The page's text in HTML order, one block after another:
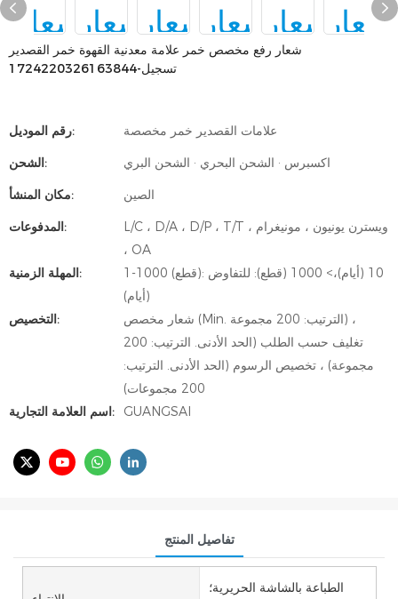
شعار رفع مخصص خمر علامة معدنية القهوة خمر القصدير
تسجيل-1724220326163844
رقم الموديل:
علامات القصدير خمر مخصصة
الشحن:
اكسبرس · الشحن البحري · الشحن البري
مكان المنشأ:
الصين
المدفوعات:
L/C ، D/A ، D/P ، T/T ، ويسترن يونيون ، مونيغرام
، OA
المهلة الزمنية:
1-1000 (قطع): 10 (أيام)،> 1000 (قطع): للتفاوض
(أيام)
التخصيص:
شعار مخصص (Min. الترتيب: 200 مجموعة) ،
تغليف حسب الطلب (الحد الأدنى. الترتيب: 200
مجموعة) ، تخصيص الرسوم (الحد الأدنى. الترتيب:
200 مجموعات)
اسم العلامة التجارية:
GUANGSAI
تفاصيل المنتج
الطباعة بالشاشة الحريرية؛